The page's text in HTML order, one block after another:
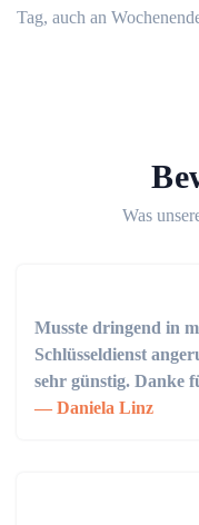
Tag, auch an
Was
Musste dringend in
Schlüsseldienst
sehr günstig. Danke
Daniela Linz